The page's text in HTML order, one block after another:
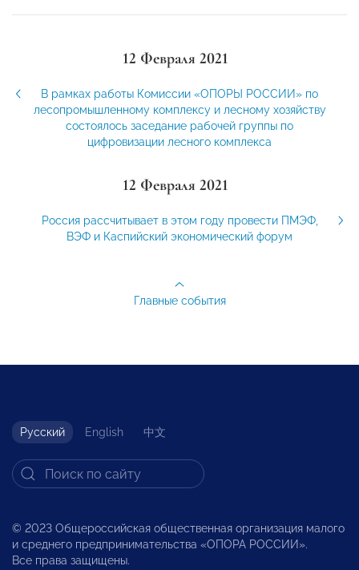
12 Февраля 2021
В рамках работы Комиссии «ОПОРЫ РОССИИ» по
лесопромышленному комплексу и лесному хозяйству
состоялось заседание рабочей группы по
цифровизации лесного комплекса
12 Февраля 2021
Россия рассчитывает в этом году провести ПМЭФ,
ВЭФ и Каспийский экономический форум
Главные события
Русский English 中文
© 2023 Общероссийская общественная организация малого
и среднего предпринимательства «ОПОРА РОССИИ».
Все права защищены.